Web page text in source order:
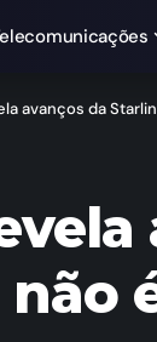
avanços da